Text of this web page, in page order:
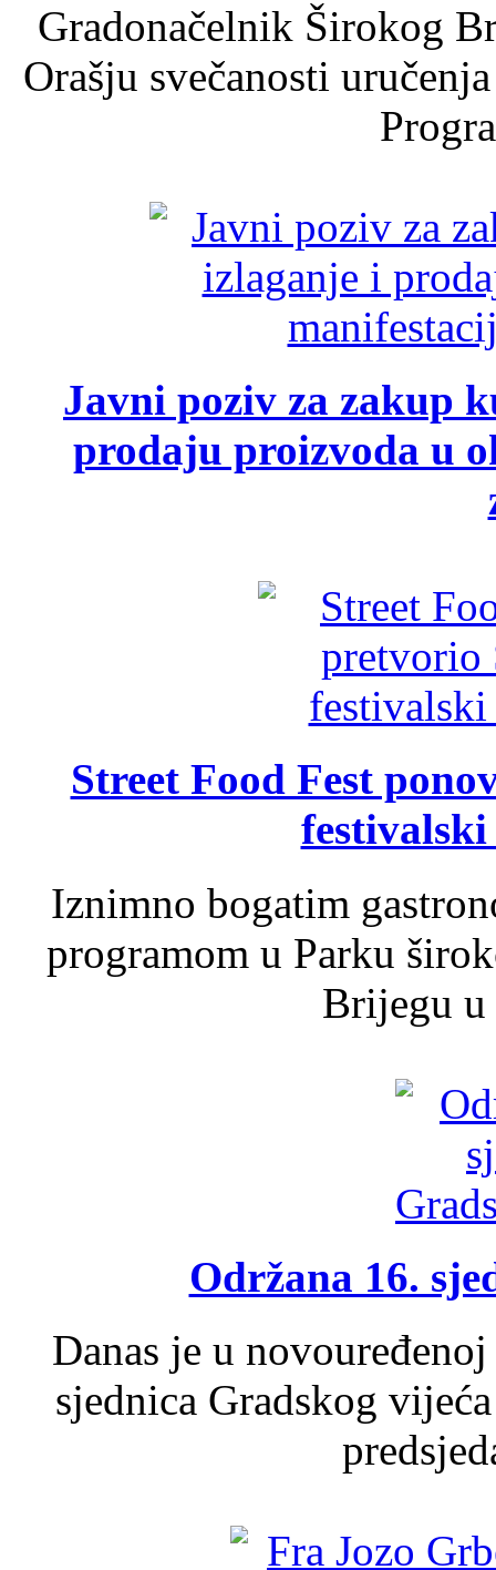
Gradonačelnik Širokog
Orašju svečanosti
Javni poziv za zakup
prodaju proizvoda u
Street Food Fest
Iznimno bogatim
programom u Parku
Brijegu u
Održana 16.
Danas je u
sjednica Gradskog